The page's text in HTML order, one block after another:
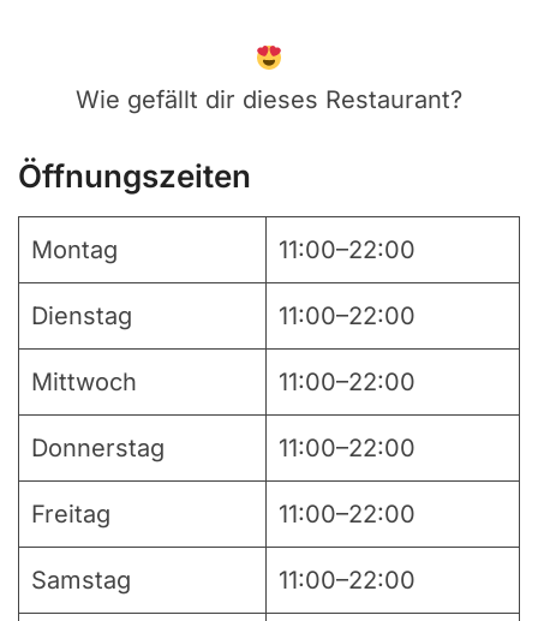
Wie gefällt dir dieses Restaurant?
Öffnungszeiten
Montag 11:00–22:00
Dienstag 11:00–22:00
Mittwoch 11:00–22:00
Donnerstag 11:00–22:00
Freitag 11:00–22:00
Samstag 11:00–22:00